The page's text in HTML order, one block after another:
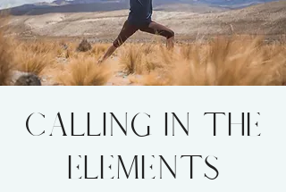
CALLING IN THE
ELEMENTS